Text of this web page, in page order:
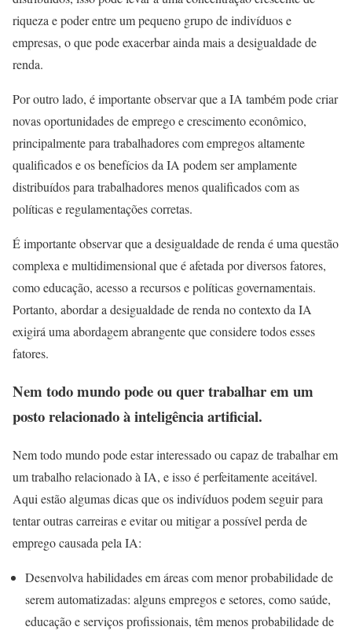
riqueza e poder entre um pequeno grupo de indivíduos e
empresas, o que pode exacerbar ainda mais a desigualdade de
renda.
Por outro lado, é importante observar que a IA também pode criar
novas oportunidades de emprego e crescimento econômico,
principalmente para trabalhadores com empregos altamente
qualificados e os benefícios da IA podem ser amplamente
distribuídos para trabalhadores menos qualificados com as
políticas e regulamentações corretas.
É importante observar que a desigualdade de renda é uma questão
complexa e multidimensional que é afetada por diversos fatores,
como educação, acesso a recursos e políticas governamentais.
Portanto, abordar a desigualdade de renda no contexto da IA
exigirá uma abordagem abrangente que considere todos esses
fatores.
Nem todo mundo pode ou quer trabalhar em um
posto relacionado à inteligência artificial.
Nem todo mundo pode estar interessado ou capaz de trabalhar em
um trabalho relacionado à IA, e isso é perfeitamente aceitável.
Aqui estão algumas dicas que os indivíduos podem seguir para
tentar outras carreiras e evitar ou mitigar a possível perda de
emprego causada pela IA:
Desenvolva habilidades em áreas com menor probabilidade de
serem automatizadas: alguns empregos e setores, como saúde,
educação e serviços profissionais, têm menos probabilidade de